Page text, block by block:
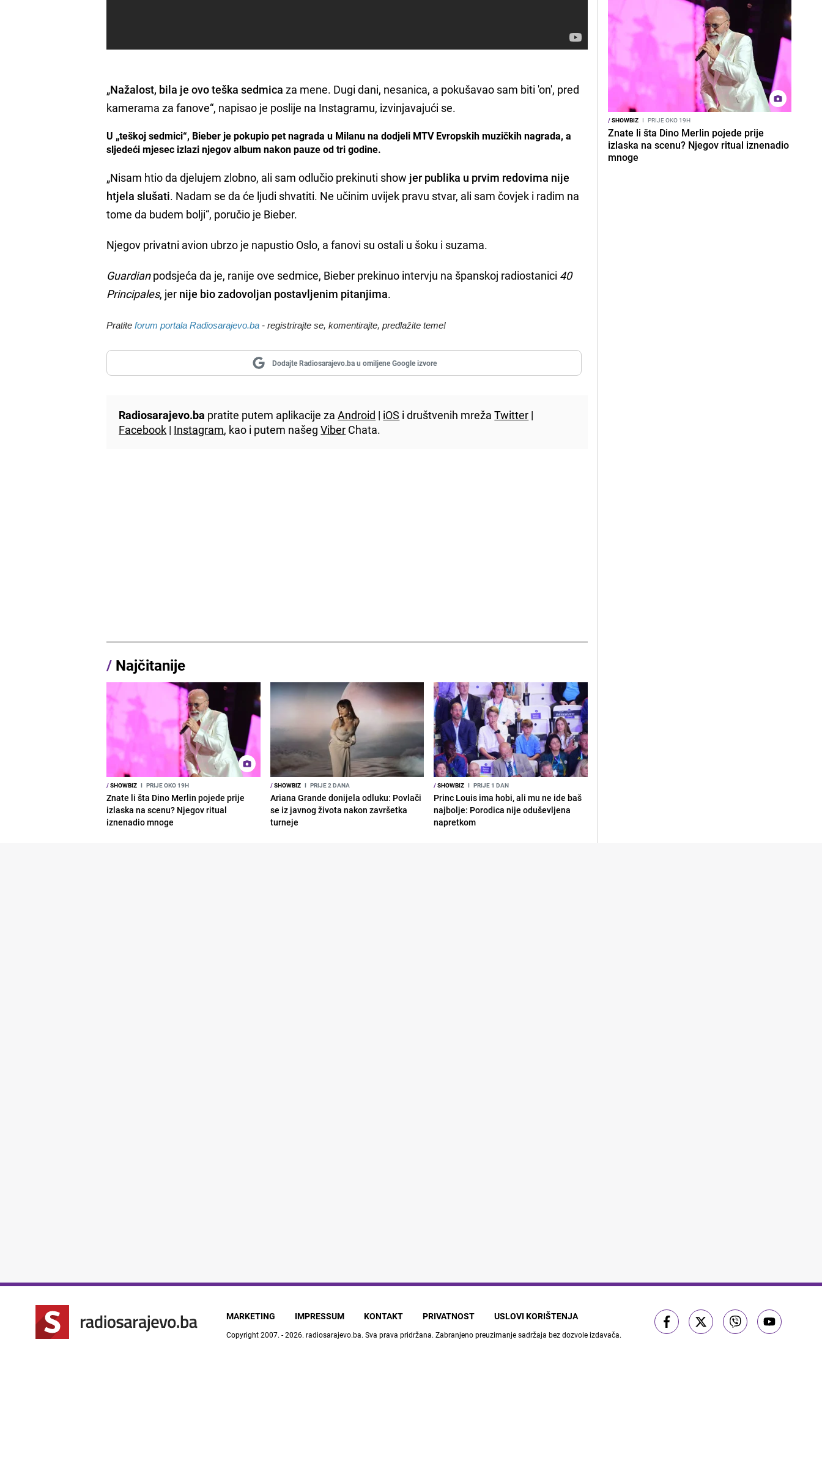
„Nažalost, bila je ovo teška sedmica za mene. Dugi dani, nesanica, a pokušavao sam biti 'on', pred
kamerama za fanove“, napisao je poslije na Instagramu, izvinjavajući se.
U „teškoj sedmici“, Bieber je pokupio pet nagrada u Milanu na dodjeli MTV Evropskih muzičkih nagrada, a
sljedeći mjesec izlazi njegov album nakon pauze od tri godine.
„Nisam htio da djelujem zlobno, ali sam odlučio prekinuti show jer publika u prvim redovima nije
htjela slušati. Nadam se da će ljudi shvatiti. Ne učinim uvijek pravu stvar, ali sam čovjek i radim na
tome da budem bolji“, poručio je Bieber.
Njegov privatni avion ubrzo je napustio Oslo, a fanovi su ostali u šoku i suzama.
Guardianpodsjeća da je, ranije ove sedmice, Bieber prekinuo intervju na španskoj radiostanici 40
Principales, jer nije bio zadovoljan postavljenim pitanjima.
Pratiteforum portala Radiosarajevo.ba - registrirajte se, komentirajte, predlažite teme!
Dodajte Radiosarajevo.ba u omiljene Google izvore
Radiosarajevo.ba pratite putem aplikacije zaAndroid | iOS i društvenih mrežaTwitter |
Facebook | Instagram, kao i putem našegViber Chata.
/ Najčitanije
/SHOWBIZ I PRIJE OKO 19H
Znate li šta Dino Merlin pojede prije
izlaska na scenu? Njegov ritual
iznenadio mnoge
/SHOWBIZ I PRIJE 2 DANA
Ariana Grande donijela odluku: Povlači
se iz javnog života nakon završetka
turneje
/SHOWBIZ I PRIJE 1 DAN
Princ Louis ima hobi, ali mu ne ide baš
najbolje: Porodica nije oduševljena
napretkom
/SHOWBIZ I PRIJE OKO 19H
Znate li šta Dino Merlin pojede prije
izlaska na scenu? Njegov ritual iznenadio
mnoge
MARKETING IMPRESSUM KONTAKT PRIVATNOST USLOVI KORIŠTENJA
Copyright 2007. - 2026. radiosarajevo.ba. Sva prava pridržana. Zabranjeno preuzimanje sadržaja bez dozvole izdavača.